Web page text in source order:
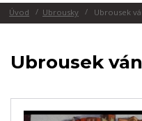
Úvod Ubrousky Ubrousek
Ubrousek